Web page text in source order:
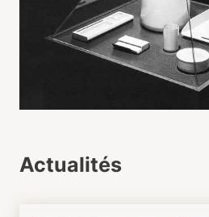
Actualités